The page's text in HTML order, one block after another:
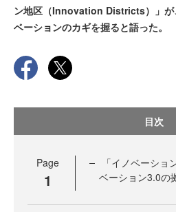
ン地区（Innovation Districts）」が
ベーションのカギを握ると語った。
目次
Page
1
「イノベーショ
ベーション3.0の